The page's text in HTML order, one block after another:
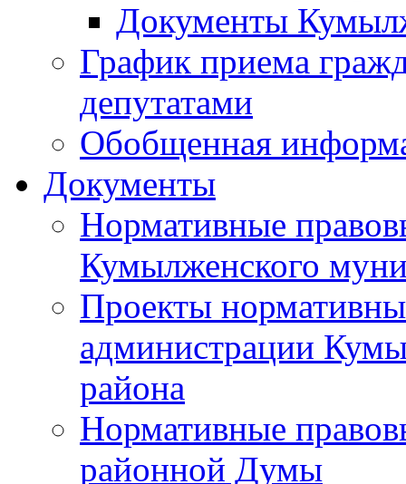
Документы
График приема
депутатами
Обобщенная
Документы
Нормативные
Кумылженского
Проекты
администрации
района
Нормативные
районной Думы